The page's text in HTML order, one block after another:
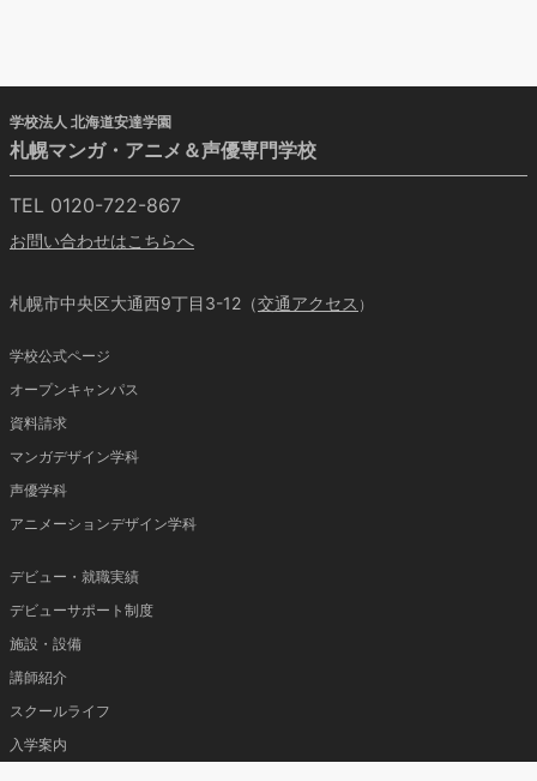
学校法人 北海道安達学園
札幌マンガ・アニメ＆声優専門学校
TEL 0120-722-867
お問い合わせはこちらへ
札幌市中央区大通西9丁目3-12（交通アクセス ）
学校公式ページ
オープンキャンパス
資料請求
マンガデザイン学科
声優学科
アニメーションデザイン学科
デビュー・就職実績
デビューサポート制度
施設・設備
講師紹介
スクールライフ
入学案内